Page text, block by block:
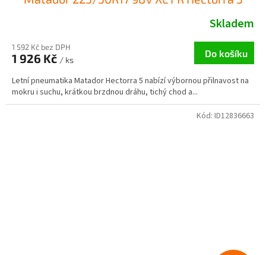
Skladem
1 592 Kč bez DPH
1 926 Kč / ks
Do košíku
Letní pneumatika Matador Hectorra 5 nabízí výbornou přilnavost na
mokru i suchu, krátkou brzdnou dráhu, tichý chod a...
Kód: ID12836663